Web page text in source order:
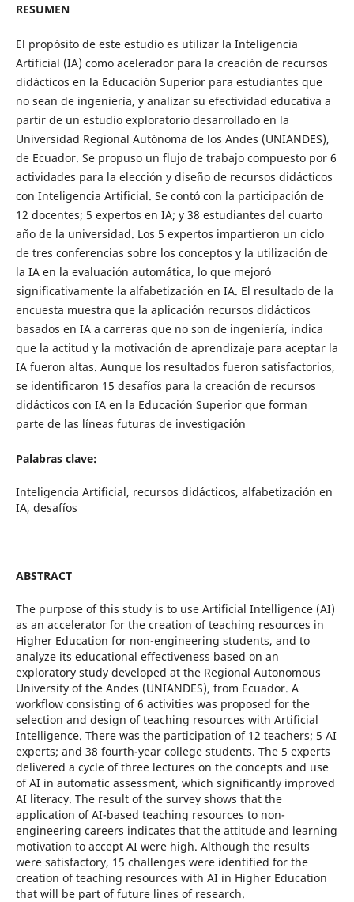
RESUMEN
El propósito de este estudio es utilizar la Inteligencia
Artificial (IA) como acelerador para la creación de recursos
didácticos en la Educación Superior para estudiantes que
no sean de ingeniería, y analizar su efectividad educativa a
partir de un estudio exploratorio desarrollado en la
Universidad Regional Autónoma de los Andes (UNIANDES),
de Ecuador. Se propuso un flujo de trabajo compuesto por 6
actividades para la elección y diseño de recursos didácticos
con Inteligencia Artificial. Se contó con la participación de
12 docentes; 5 expertos en IA; y 38 estudiantes del cuarto
año de la universidad. Los 5 expertos impartieron un ciclo
de tres conferencias sobre los conceptos y la utilización de
la IA en la evaluación automática, lo que mejoró
significativamente la alfabetización en IA. El resultado de la
encuesta muestra que la aplicación recursos didácticos
basados en IA a carreras que no son de ingeniería, indica
que la actitud y la motivación de aprendizaje para aceptar la
IA fueron altas. Aunque los resultados fueron satisfactorios,
se identificaron 15 desafíos para la creación de recursos
didácticos con IA en la Educación Superior que forman
parte de las líneas futuras de investigación
Palabras clave:
Inteligencia Artificial, recursos didácticos, alfabetización en
IA, desafíos
ABSTRACT
The purpose of this study is to use Artificial Intelligence (AI)
as an accelerator for the creation of teaching resources in
Higher Education for non-engineering students, and to
analyze its educational effectiveness based on an
exploratory study developed at the Regional Autonomous
University of the Andes (UNIANDES), from Ecuador. A
workflow consisting of 6 activities was proposed for the
selection and design of teaching resources with Artificial
Intelligence. There was the participation of 12 teachers; 5 AI
experts; and 38 fourth-year college students. The 5 experts
delivered a cycle of three lectures on the concepts and use
of AI in automatic assessment, which significantly improved
AI literacy. The result of the survey shows that the
application of AI-based teaching resources to non-
engineering careers indicates that the attitude and learning
motivation to accept AI were high. Although the results
were satisfactory, 15 challenges were identified for the
creation of teaching resources with AI in Higher Education
that will be part of future lines of research.